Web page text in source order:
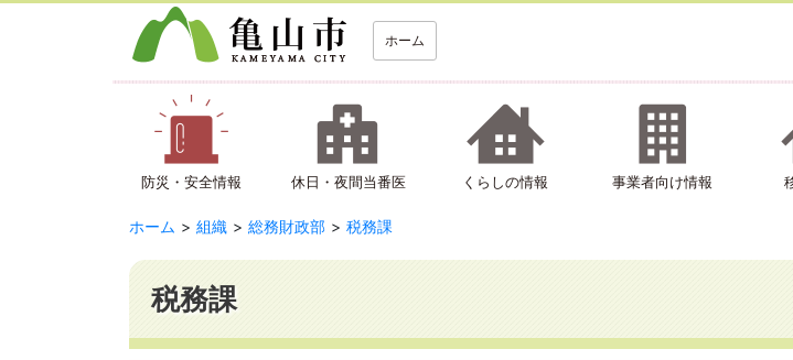
ホーム
防災・安全情報 休日・夜間当番医 くらしの情報 事業者向け情報
ホーム 組織 総務財政部 税務課
税務課